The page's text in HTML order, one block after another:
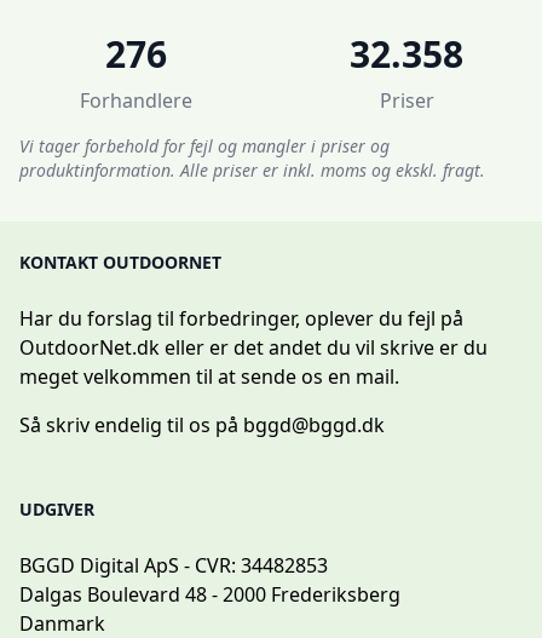
276
Forhandlere
32.358
Priser
Vi tager forbehold for fejl og mangler i priser og
produktinformation. Alle priser er inkl. moms og ekskl. fragt.
KONTAKT OUTDOORNET
Har du forslag til forbedringer, oplever du fejl på
OutdoorNet.dk eller er det andet du vil skrive er du
meget velkommen til at sende os en mail.
Så skriv endelig til os på bggd@bggd.dk
UDGIVER
BGGD Digital ApS - CVR: 34482853
Dalgas Boulevard 48 - 2000 Frederiksberg
Danmark